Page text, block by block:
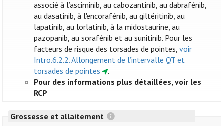
associé à l’asciminib, au cabozantinib, au dabrafénib,
au dasatinib, à l'encorafénib, au giltéritinib, au
lapatinib, au lorlatinib, à la midostaurine, au
pazopanib, au sorafénib et au sunitinib. Pour les
facteurs de risque des torsades de pointes,voir
Intro.6.2.2. Allongement de l’intervalle QT et
torsades de pointes
.
Pour des informations plus détaillées, voir les
RCP
Grossesse et allaitement